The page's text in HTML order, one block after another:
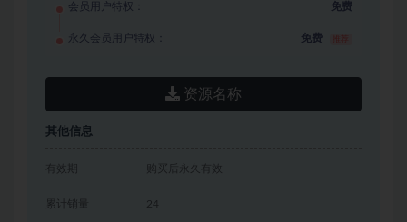
会员用户特权： 免费
永久会员用户特权： 免费
资源名称
其他信息
有效期 购买后永久有效
累计销量 24